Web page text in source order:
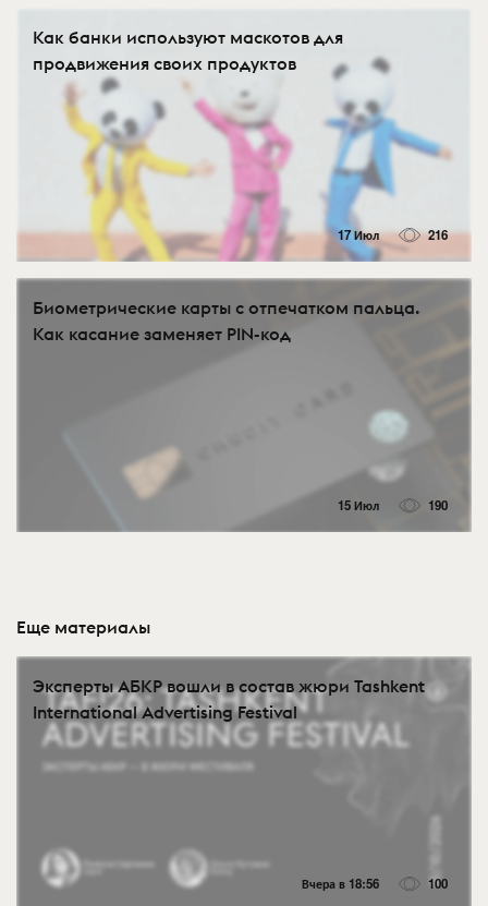
Как банки используют маскотов для
продвижения своих продуктов
17 Июл 216
Биометрические карты с отпечатком пальца.
Как касание заменяет PIN-код
15 Июл 190
Еще материалы
Эксперты АБКР вошли в состав жюри Tashkent
International Advertising Festival
Вчера в 18:56 100